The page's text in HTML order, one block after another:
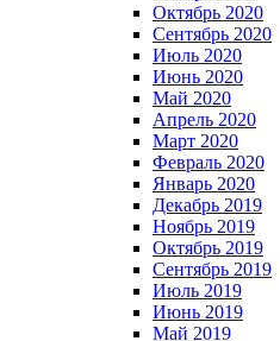
Октябрь 2020
Сентябрь 2020
Июль 2020
Июнь 2020
Май 2020
Апрель 2020
Март 2020
Февраль 2020
Январь 2020
Декабрь 2019
Ноябрь 2019
Октябрь 2019
Сентябрь 2019
Июль 2019
Июнь 2019
Май 2019